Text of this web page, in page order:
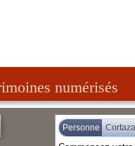
numérisés
Personne